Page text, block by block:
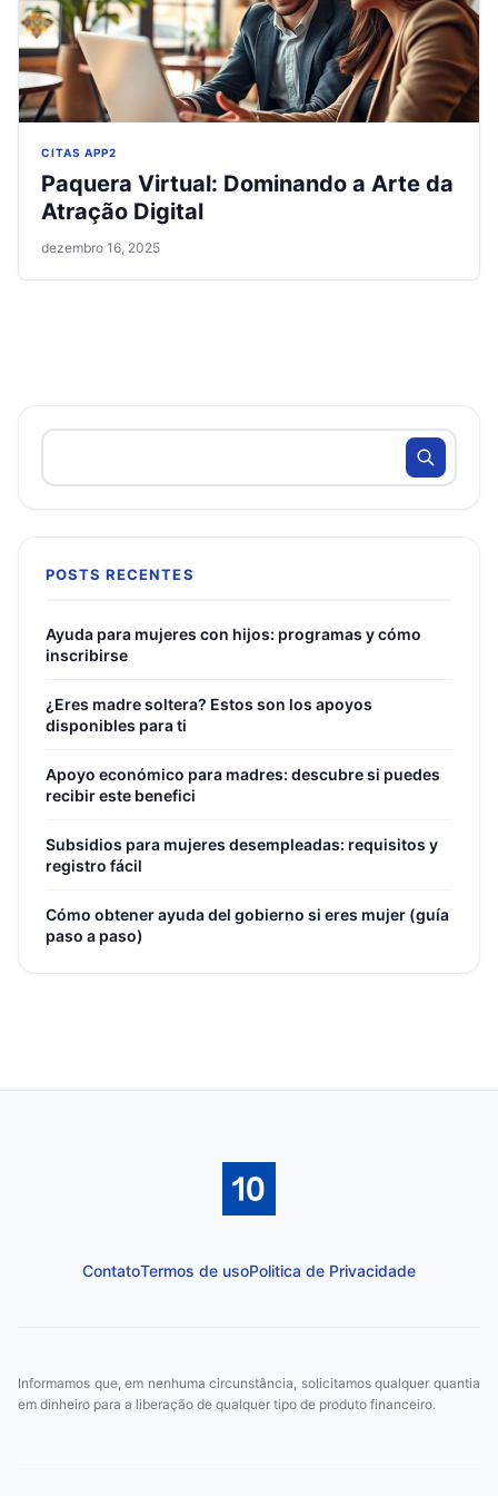
CITAS APP2
Paquera Virtual: Dominando a Arte da
Atração Digital
dezembro 16, 2025
POSTS RECENTES
Ayuda para mujeres con hijos: programas y cómo
inscribirse
¿Eres madre soltera? Estos son los apoyos
disponibles para ti
Apoyo económico para madres: descubre si puedes
recibir este benefici
Subsidios para mujeres desempleadas: requisitos y
registro fácil
Cómo obtener ayuda del gobierno si eres mujer (guía
paso a paso)
ContatoTermos de usoPolitica de Privacidade
Informamos que, em nenhuma circunstância, solicitamos qualquer quantia
em dinheiro para a liberação de qualquer tipo de produto financeiro.